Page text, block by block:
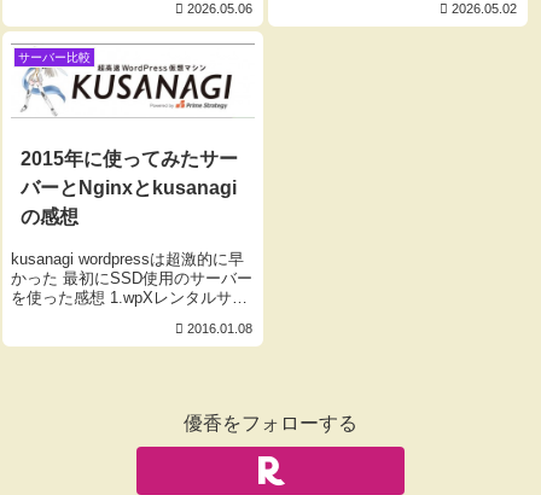
SSL取得、Kusanagi/Nginx設定ま
でを順を追って説明し、他サブド
メインへ影響を与えず安全に移行
する方法を紹介します。
2026.05.06
心者向けに解説。パスワードファ
2026.05.02
サーバー比較
2015年に使ってみたサー
バーとNginxとkusanagi
の感想
kusanagi wordpressは超激的に早
かった 最初にSSD使用のサーバー
を使った感想 1.wpXレンタルサー
2.Z.comの共有サーバー 2社を使
2016.01.08
優香をフォローする